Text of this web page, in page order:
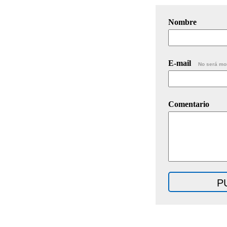
Nombre
E-mail No será
Comentario